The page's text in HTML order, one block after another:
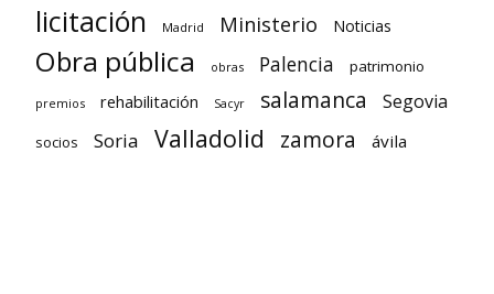
licitación Madrid Ministerio Noticias
Obra pública obras Palencia patrimonio
premios rehabilitación Sacyr salamanca Segovia
socios Soria Valladolid zamora ávila